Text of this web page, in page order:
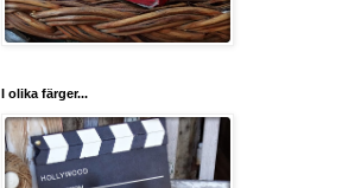
I olika färger...